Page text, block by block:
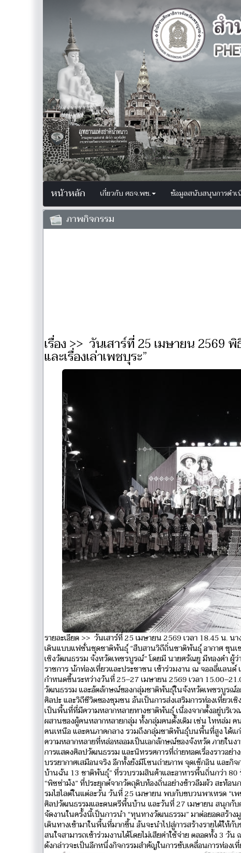
หน้าหลัก เกี่ยวกับ ศธจ.พช. ข้อมูลสนับสนุนการดำเ
ภาพกิจกรรม
เรื่อง >> วันเสาร์ที่ 25 เมษายน 2569
และเรื่องเล่าเพชบุระ”
รายละเอียด >> วันเสาร์ที่ 25 เมษายน 2569 เวลา 18.45 น.
เดินแบบแฟชั่นชุดชาติพันธุ์ “สืบสานวิถีถิ่นชาติพันธุ์ อากาศ ขุนเ
เชิงวัฒนธรรม จังหวัดเพชรบูรณ์” โดยมี นายศรัณยู มีทองคำ ผู้
ราชการ นักท่องเที่ยวและประชาชน เข้าร่วมงาน ณ จอลลี่แลน
กำหนดขึ้นระหว่างวันที่ 25–27 เมษายน 2569 เวลา
วัฒนธรรม และอัตลักษณ์ของกลุ่มชาติพันธุ์ในจังหวัดเพชรบูรณ์
ศิลปะ และวิถีชีวิตของชุมชน อันเป็นการส่งเสริมการท่องเที่ยว
เป็นพื้นที่ที่มีความหลากหลายทางชาติพันธุ์ เนื่องจากตั้งอยู่บริเว
ผสานของผู้คนหลากหลายกลุ่ม ทั้งกลุ่มคนดั้งเดิม เช่น ไทหล่ม
คนเหนือ และคนภาคกลาง รวมถึงกลุ่มชาติพันธุ์บนพื้นที่สูง ได้แ
ความหลากหลายที่หล่อหลอมเป็นเอกลักษณ์ของจังหวัด ภายใน
การแสดงศิลปวัฒนธรรม และนิทรรศการที่ถ่ายทอดเรื่องราวอ
บรรยากาศเสมือนจริง อีกทั้งยังมีโซนถ่ายภาพ จุดเช็กอิน และ
บ้านฉัน 13 ชาติพันธุ์” ที่รวบรวมสินค้าและอาหารพื้นถิ่นกว่า 80
“พิซซ่าม้ง” ที่ประยุกต์จากวัตถุดิบท้องถิ่นอย่างข้าวลืมผัว สะท้อ
รมไฮไลต์ในแต่ละวัน วันที่ 25 เมษายน พบกับขบวนพาเหรด “
ศิลปวัฒนธรรมและดนตรีพื้นบ้าน และวันที่ 27 เมษายน สนุกกับ
จัดงานในครั้งนี้เป็นการนำ “ทุนทางวัฒนธรรม” มาต่อยอดสร้าง
เดินทางเข้ามาในพื้นที่มากขึ้น อันจะนำไปสู่การสร้างรายได้ใ
สนใจสามารถเข้าร่วมงานได้โดยไม่เสียค่าใช้จ่าย ตลอดทั้ง 3
ดังกล่าวจะเป็นอีกหนึ่งกิจกรรมสำคัญในการขับเคลื่อนการท่อง